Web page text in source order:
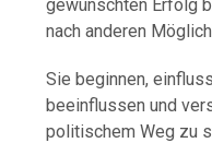
gewünschten Erfolg
nach anderen
Sie beginnen,
beeinflussen und
politischem Weg zu